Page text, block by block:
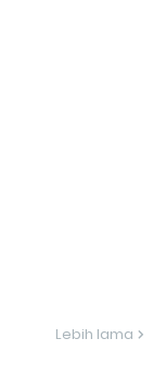
Lebih lama